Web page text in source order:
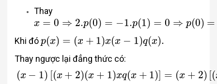
Thay
x = 0 ⇒ 2.p(0) = −1.p(1) = 0 ⇒ p(0) =
x 0 ⇒ p (0 )=−1. = 0⇒ p =0.
Khi đó p(x) = (x + 1)x(x − 1)q(x).
p(x) +1 x (x−1)q ).
Thay ngược lại đẳng thức có:
(x − 1) (x + 2)(x + 1)xq(x + 1) = (x + 2) (
(x [(x + ( +1) q x+ = + 2 )[ 1 ( −1)